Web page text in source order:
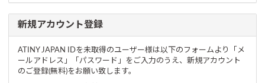
新規アカウント登録
ATINY JAPAN IDを未取得のユーザー様は以下のフォームより「メ
ールアドレス」「パスワード」をご入力のうえ、新規アカウント
のご登録(無料)をお願い致します。